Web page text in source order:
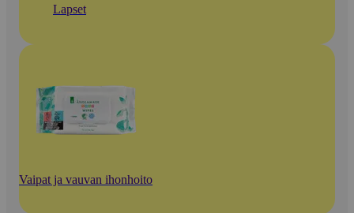
Lapset
Vaipat ja vauvan ihonhoito